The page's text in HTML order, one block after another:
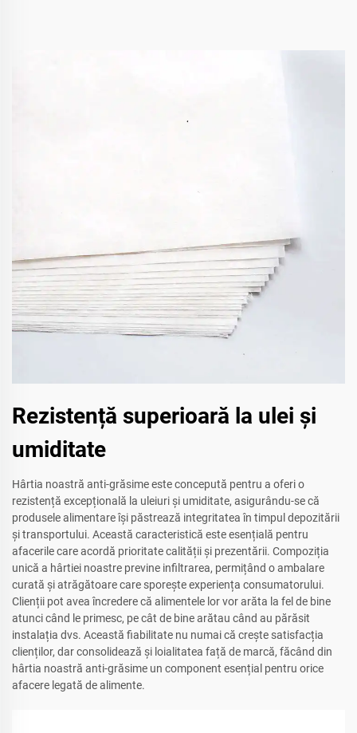
Rezistență superioară la ulei și
umiditate
Hârtia noastră anti-grăsime este concepută pentru a oferi o
rezistență excepțională la uleiuri și umiditate, asigurându-se că
produsele alimentare își păstrează integritatea în timpul depozitării
și transportului. Această caracteristică este esențială pentru
afacerile care acordă prioritate calității și prezentării. Compoziția
unică a hârtiei noastre previne infiltrarea, permițând o ambalare
curată și atrăgătoare care sporește experiența consumatorului.
Clienții pot avea încredere că alimentele lor vor arăta la fel de bine
atunci când le primesc, pe cât de bine arătau când au părăsit
instalația dvs. Această fiabilitate nu numai că crește satisfacția
clienților, dar consolidează și loialitatea față de marcă, făcând din
hârtia noastră anti-grăsime un component esențial pentru orice
afacere legată de alimente.